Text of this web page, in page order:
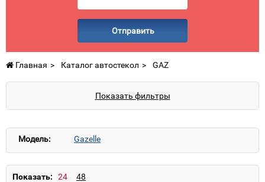
Отправить
Главная Каталог автостекол GAZ
Показать фильтры
Модель: Gazelle
Показать: